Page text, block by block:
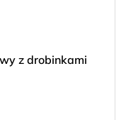
z drobinkami